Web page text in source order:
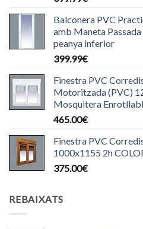
Balconera PVC
amb Maneta
peanya inferior
399.99€
Finestra PVC
Motoritzada (PVC)
Mosquitera
465.00€
Finestra PVC
1000x1155 2h
375.00€
REBAIXATS